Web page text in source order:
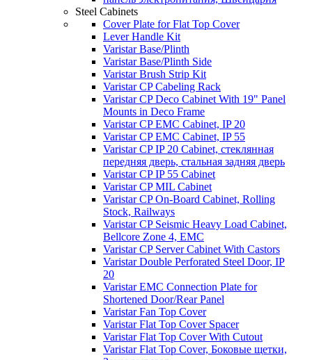
Steel Cabinets
Cover Plate for Flat Top Cover
Lever Handle Kit
Varistar Base/Plinth
Varistar Base/Plinth Side
Varistar Brush Strip Kit
Varistar CP Cabeling Rack
Varistar CP Deco Cabinet With 19" Panel
Mounts in Deco Frame
Varistar CP EMC Cabinet, IP 20
Varistar CP EMC Cabinet, IP 55
Varistar CP IP 20 Cabinet, стеклянная
передняя дверь, стальная задняя дверь
Varistar CP IP 55 Cabinet
Varistar CP MIL Cabinet
Varistar CP On-Board Cabinet, Rolling
Stock, Railways
Varistar CP Seismic Heavy Load Cabinet,
Bellcore Zone 4, EMC
Varistar CP Server Cabinet With Castors
Varistar Double Perforated Steel Door, IP
20
Varistar EMC Connection Plate for
Shortened Door/Rear Panel
Varistar Fan Top Cover
Varistar Flat Top Cover Spacer
Varistar Flat Top Cover With Cutout
Varistar Flat Top Cover, Боковые щетки,